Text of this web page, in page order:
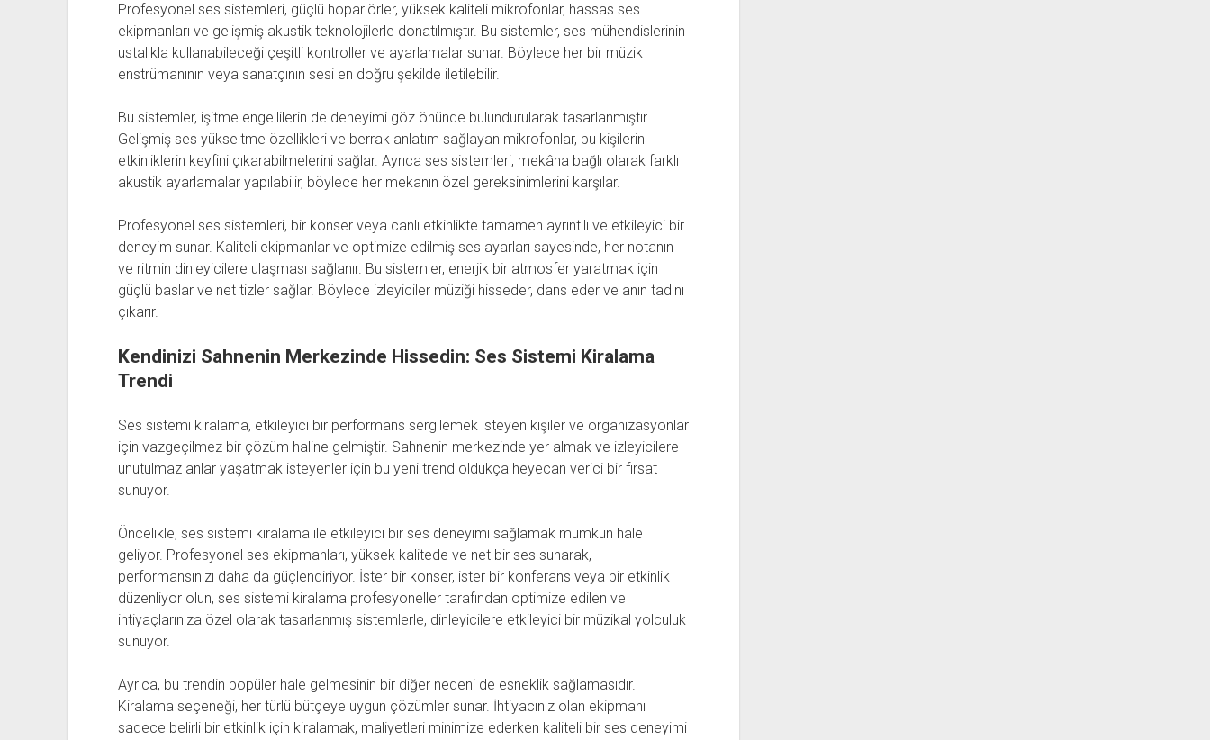
Profesyonel ses sistemleri, güçlü hoparlörler, yüksek kaliteli mikrofonlar, hassas ses
ekipmanları ve gelişmiş akustik teknolojilerle donatılmıştır. Bu sistemler, ses mühendislerinin
ustalıkla kullanabileceği çeşitli kontroller ve ayarlamalar sunar. Böylece her bir müzik
enstrümanının veya sanatçının sesi en doğru şekilde iletilebilir.
Bu sistemler, işitme engellilerin de deneyimi göz önünde bulundurularak tasarlanmıştır.
Gelişmiş ses yükseltme özellikleri ve berrak anlatım sağlayan mikrofonlar, bu kişilerin
etkinliklerin keyfini çıkarabilmelerini sağlar. Ayrıca ses sistemleri, mekâna bağlı olarak farklı
akustik ayarlamalar yapılabilir, böylece her mekanın özel gereksinimlerini karşılar.
Profesyonel ses sistemleri, bir konser veya canlı etkinlikte tamamen ayrıntılı ve etkileyici bir
deneyim sunar. Kaliteli ekipmanlar ve optimize edilmiş ses ayarları sayesinde, her notanın
ve ritmin dinleyicilere ulaşması sağlanır. Bu sistemler, enerjik bir atmosfer yaratmak için
güçlü baslar ve net tizler sağlar. Böylece izleyiciler müziği hisseder, dans eder ve anın tadını
çıkarır.
Kendinizi Sahnenin Merkezinde Hissedin: Ses Sistemi Kiralama
Trendi
Ses sistemi kiralama, etkileyici bir performans sergilemek isteyen kişiler ve organizasyonlar
için vazgeçilmez bir çözüm haline gelmiştir. Sahnenin merkezinde yer almak ve izleyicilere
unutulmaz anlar yaşatmak isteyenler için bu yeni trend oldukça heyecan verici bir fırsat
sunuyor.
Öncelikle, ses sistemi kiralama ile etkileyici bir ses deneyimi sağlamak mümkün hale
geliyor. Profesyonel ses ekipmanları, yüksek kalitede ve net bir ses sunarak,
performansınızı daha da güçlendiriyor. İster bir konser, ister bir konferans veya bir etkinlik
düzenliyor olun, ses sistemi kiralama profesyoneller tarafından optimize edilen ve
ihtiyaçlarınıza özel olarak tasarlanmış sistemlerle, dinleyicilere etkileyici bir müzikal yolculuk
sunuyor.
Ayrıca, bu trendin popüler hale gelmesinin bir diğer nedeni de esneklik sağlamasıdır.
Kiralama seçeneği, her türlü bütçeye uygun çözümler sunar. İhtiyacınız olan ekipmanı
sadece belirli bir etkinlik için kiralamak, maliyetleri minimize ederken kaliteli bir ses deneyimi